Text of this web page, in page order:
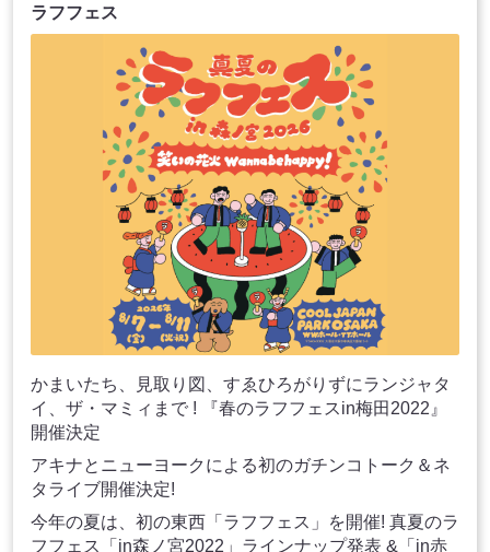
ラフフェス
かまいたち、見取り図、すゑひろがりずにランジャタ
イ、ザ・マミィまで ! 『春のラフフェスin梅田2022』
開催決定
アキナとニューヨークによる初のガチンコトーク＆ネ
タライブ開催決定!
今年の夏は、初の東西「ラフフェス」を開催! 真夏のラ
フフェス「in森ノ宮2022」ラインナップ発表 &「in赤